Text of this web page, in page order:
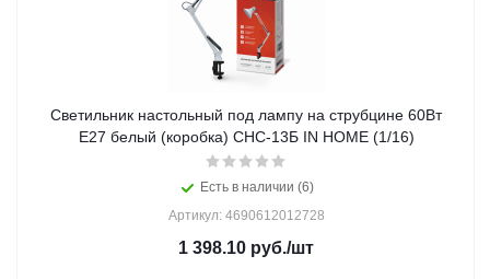
Светильник настольный под лампу на струбцине 60Вт
E27 белый (коробка) СНС-13Б IN HOME (1/16)
Есть в наличии (6)
Артикул: 4690612012728
1 398.10 руб./шт